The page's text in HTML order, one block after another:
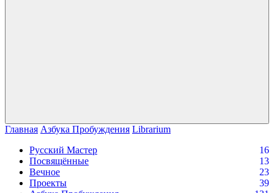
Главная Азбука Пробуждения Librarium
Русский Мастер
16
Посвящённые
13
Вечное
23
Проекты
39